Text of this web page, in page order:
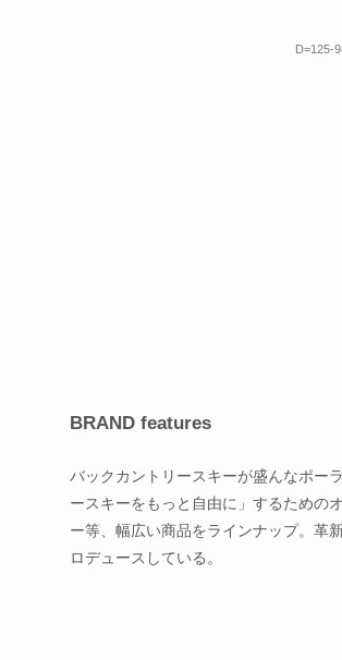
D=125-
BRAND features
バックカントリースキーが盛んなポー
ースキーをもっと自由に」するための
ー等、幅広い商品をラインナップ。革
ロデュースしている。